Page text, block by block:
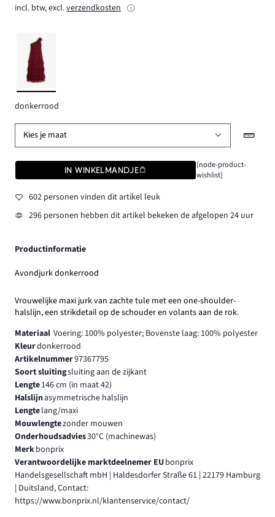
incl. btw, excl.verzendkosten
donkerrood
Kies je maat
IN WINKELMANDJE
[node-product-
wishlist]
602 personen vinden dit artikel leuk
296 personen hebben dit artikel bekeken de afgelopen 24 uur
Productinformatie
Avondjurk donkerrood
Vrouwelijke maxi jurk van zachte tule met een one-shoulder-
halslijn, een strikdetail op de schouder en volants aan de rok.
Materiaal Voering: 100% polyester; Bovenste laag: 100% polyester
Kleurdonkerrood
Artikelnummer97367795
Soort sluitingsluiting aan de zijkant
Lengte146 cm (in maat 42)
Halslijnasymmetrische halslijn
Lengtelang/maxi
Mouwlengtezonder mouwen
Onderhoudsadvies30°C (machinewas)
Merkbonprix
Verantwoordelijke marktdeelnemer EUbonprix
Handelsgesellschaft mbH | Haldesdorfer Straße 61 | 22179 Hamburg
| Duitsland, Contact:
https://www.bonprix.nl/klantenservice/contact/